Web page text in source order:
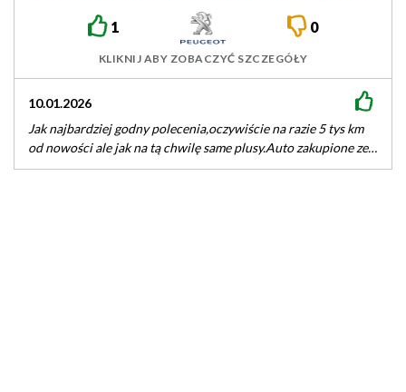
EB2LTDH2
1
0
KLIKNIJ ABY ZOBACZYĆ SZCZEGÓŁY
10.01.2026
Jak najbardziej godny polecenia,oczywiście na razie 5 tys km
od nowości ale jak na tą chwilę same plusy.Auto zakupione ze…